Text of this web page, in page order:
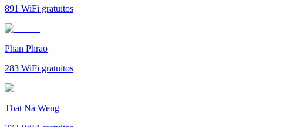
891 WiFi gratuitos
Phan Phrao
283 WiFi gratuitos
That Na Weng